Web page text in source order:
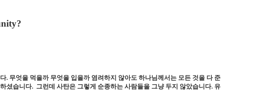
. 무엇을 먹을까 무엇을 입을까 염려하지 않아도 하나님께서는 모든 것을 다 준
셨습니다. 그런데 사탄은 그렇게 순종하는 사람들을 그냥 두지 않았습니다. 유